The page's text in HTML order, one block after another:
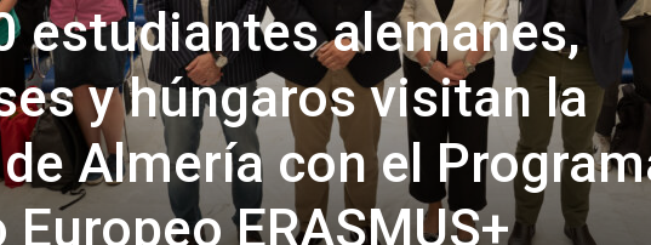
estudiantes alemanes,
y húngaros visitan la
Almería con el
ERASMUS+